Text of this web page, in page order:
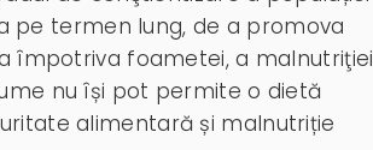
termen lung, de a promova
împotriva foametei, a malnutriţiei
nu își pot permite o dietă
alimentară și malnutriție